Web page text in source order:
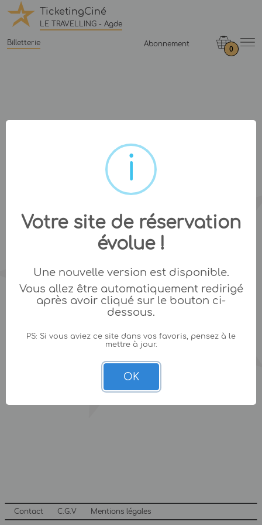
TicketingCiné
LE TRAVELLING - Agde
Billetterie Abonnement
0
Contact C.G.V Mentions légales
Votre site de réservation
évolue !
Une nouvelle version est disponible.
Vous allez être automatiquement redirigé
après avoir cliqué sur le bouton ci-
dessous.
PS: Si vous aviez ce site dans vos favoris, pensez à le
mettre à jour.
OK